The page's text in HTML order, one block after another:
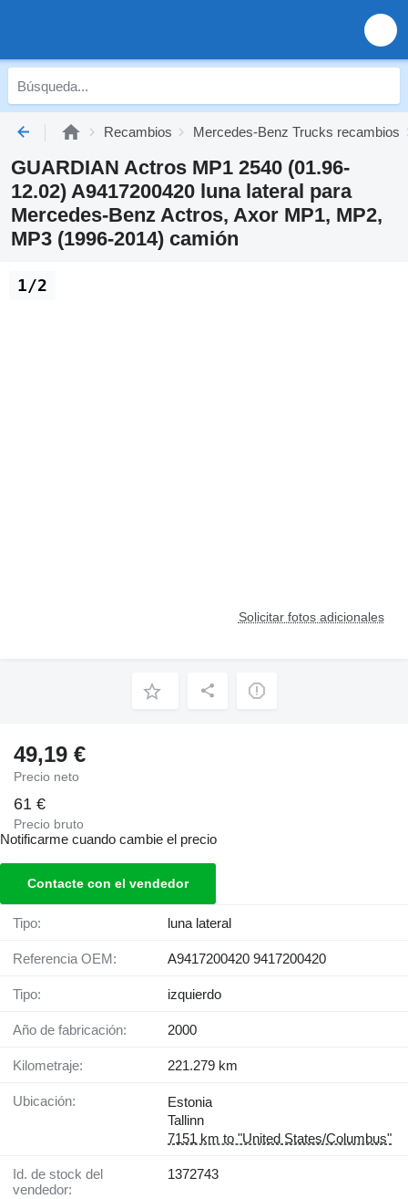
Recambios Mercedes-Benz Trucks recambios
GUARDIAN Actros MP1 2540 (01.96-
12.02) A9417200420 luna lateral para
Mercedes-Benz Actros, Axor MP1, MP2,
MP3 (1996-2014) camión
Solicitar fotos adicionales
1/2
49,19 €
Precio neto
61 €
Precio bruto
Notificarme cuando cambie el precio
Contacte con el vendedor
Tipo: luna lateral
Referencia OEM: A9417200420 9417200420
Tipo: izquierdo
Año de fabricación: 2000
Kilometraje: 221.279 km
Ubicación:
Estonia
Tallinn
7151 km to "United States/Columbus"
Id. de stock del
vendedor:
1372743